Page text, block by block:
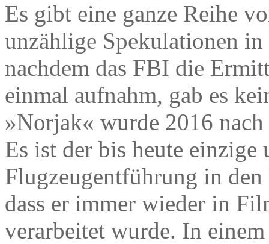
Es gibt eine ganze Reihe
unzählige Spekulationen
nachdem das FBI die
einmal aufnahm, gab es
»Norjak« wurde 2016
Es ist der bis heute einzige
Flugzeugentführung in
dass er immer wieder in
verarbeitet wurde. In